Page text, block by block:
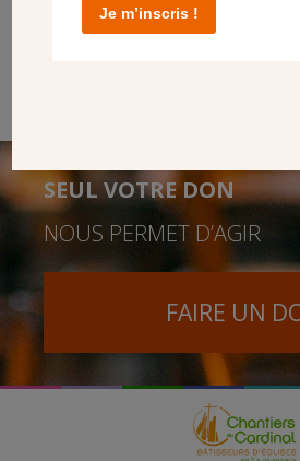
maison paroissiale et du presbytère de
Elisabeth. Une étape importante pour
SEUL VOTRE DON
NOUS PERMET D’AGIR
FAIRE UN
Je m’inscris !